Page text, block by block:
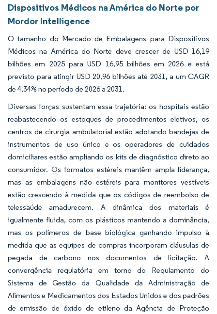
Dispositivos Médicos na América do Norte por
Mordor Intelligence
O tamanho do Mercado de Embalagens para Dispositivos
Médicos na América do Norte deve crescer de USD 16,19
bilhões em 2025 para USD 16,95 bilhões em 2026 e está
previsto para atingir USD 20,96 bilhões até 2031, a um CAGR
de 4,34% no período de 2026 a 2031.
Diversas forças sustentam essa trajetória: os hospitais estão
reabastecendo os estoques de procedimentos eletivos, os
centros de cirurgia ambulatorial estão adotando bandejas de
instrumentos de uso único e os operadores de cuidados
domiciliares estão ampliando os kits de diagnóstico direto ao
consumidor. Os formatos estéreis mantêm ampla liderança,
mas as embalagens não estéreis para monitores vestíveis
estão crescendo à medida que os códigos de reembolso de
telessaúde amadurecem. A dinâmica dos materiais é
igualmente fluida, com os plásticos mantendo a dominância,
mas os polímeros de base biológica ganhando impulso à
medida que as equipes de compras incorporam cláusulas de
pegada de carbono nos documentos de licitação. A
convergência regulatória em torno do Regulamento do
Sistema de Gestão da Qualidade da Administração de
Alimentos e Medicamentos dos Estados Unidos e dos padrões
de emissão de óxido de etileno da Agência de Proteção